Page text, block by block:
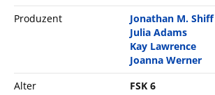
Produzent
Jonathan M. Shiff
Julia Adams
Kay Lawrence
Joanna Werner
Alter
FSK 6